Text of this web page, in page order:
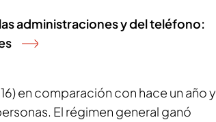
administraciones y del teléfono:
en comparación con hace un año y
El régimen general ganó